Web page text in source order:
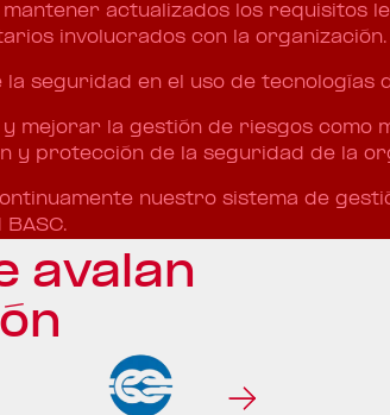
actualizados los requisitos
involucrados con la organización.
la seguridad en el uso de tecnologías
mejorar la gestión de riesgos como
y protección de la seguridad de la
nuestro sistema de
avalan